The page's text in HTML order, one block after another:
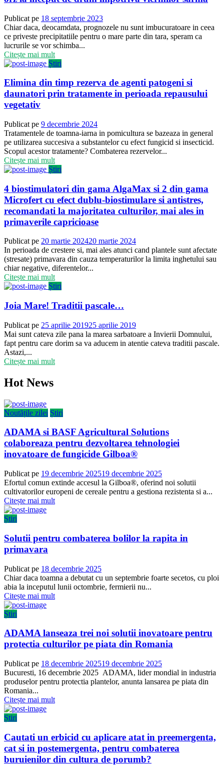
Publicat pe 18 septembrie 2023
Chiar daca, deocamdata, prognozele nu sunt imbucuratoare in ceea
ce priveste precipitatiile pentru o mare parte din tara, speram ca
lucrurile se vor schimba...
Citește mai mult
Știri
Elimina din timp rezerva de agenti patogeni si
daunatori prin tratamente in perioada repausului
vegetativ
Publicat pe 9 decembrie 2024
Tratamentele de toamna-iarna in pomicultura se bazeaza in general
pe utilizarea succesiva a substantelor cu efect fungicid si insecticid.
Scopul acestor tratamente? Combaterea rezervelor...
Citește mai mult
Știri
4 biostimulatori din gama AlgaMax si 2 din gama
Microfert cu efect dublu-biostimulare si antistres,
recomandati la majoritatea culturilor, mai ales in
primaverile capricioase
Publicat pe 20 martie 202420 martie 2024
In perioada de crestere si, mai ales atunci cand plantele sunt afectate
(stresate) primavara din cauza temperaturilor la limita inghetului sau
chiar negative, diferentelor...
Citește mai mult
Știri
Joia Mare! Traditii pascale…
Publicat pe 25 aprilie 201925 aprilie 2019
Mai sunt cateva zile pana la marea sarbatoare a Invierii Domnului,
fapt pentru care dorim sa va aducem in atentie cateva traditii pascale.
Astazi,...
Citește mai mult
Hot News
Noutățile zilei Știri
ADAMA si BASF Agricultural Solutions
colaboreaza pentru dezvoltarea tehnologiei
inovatoare de fungicide Gilboa®
Publicat pe 19 decembrie 202519 decembrie 2025
Efortul comun extinde accesul la Gilboa®, oferind noi solutii
cultivatorilor europeni de cereale pentru a gestiona rezistenta si a...
Citește mai mult
Știri
Solutii pentru combaterea bolilor la rapita in
primavara
Publicat pe 18 decembrie 2025
Chiar daca toamna a debutat cu un septembrie foarte secetos, cu ploi
abia la inceputul lunii octombrie, fermierii nu...
Citește mai mult
Știri
ADAMA lanseaza trei noi solutii inovatoare pentru
protectia culturilor pe piata din Romania
Publicat pe 18 decembrie 202519 decembrie 2025
Bucuresti, 16 decembrie 2025 ADAMA, lider mondial in industria
produselor pentru protectia plantelor, anunta lansarea pe piata din
Romania...
Citește mai mult
Știri
Cautati un erbicid cu aplicare atat in preemergenta,
cat si in postemergenta, pentru combaterea
buruienilor din cultura de porumb?